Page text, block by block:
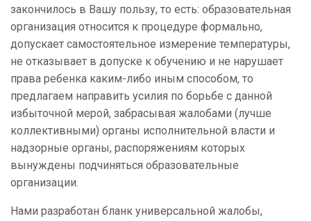
закончилось в Вашу пользу, то есть: образовательная
организация относится к процедуре формально,
допускает самостоятельное измерение температуры,
не отказывает в допуске к обучению и не нарушает
права ребенка каким-либо иным способом, то
предлагаем направить усилия по борьбе с данной
избыточной мерой, забрасывая жалобами (лучше
коллективными) органы исполнительной власти и
надзорные органы, распоряжениям которых
вынуждены подчиняться образовательные
организации.
Нами разработан бланк универсальной жалобы,